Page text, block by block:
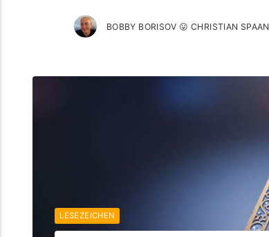
BOBBY BORISOV 😛 CHRISTIAN SPAAN
LESEZEICHEN